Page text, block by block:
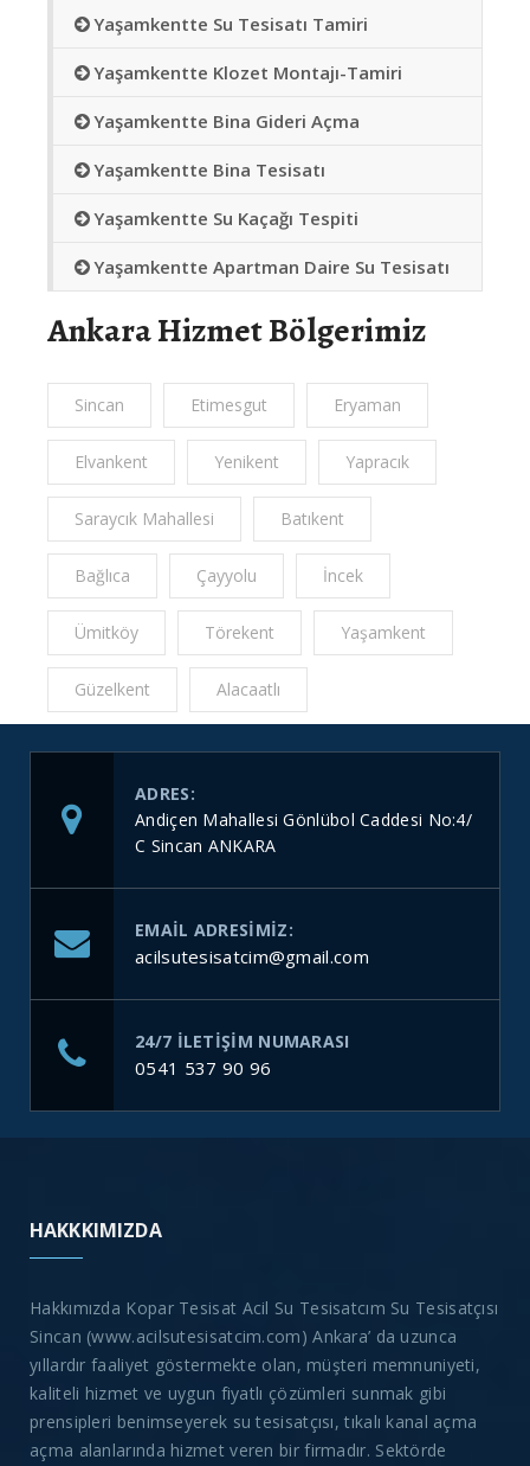
Yaşamkentte Su Tesisatı Tamiri
Yaşamkentte Klozet Montajı-Tamiri
Yaşamkentte Bina Gideri Açma
Yaşamkentte Bina Tesisatı
Yaşamkentte Su Kaçağı Tespiti
Yaşamkentte Apartman Daire Su Tesisatı
Ankara Hizmet Bölgerimiz
Sincan Etimesgut Eryaman
Elvankent Yenikent Yapracık
Saraycık Mahallesi Batıkent
Bağlıca Çayyolu İncek
Ümitköy Törekent Yaşamkent
Güzelkent Alacaatlı
ADRES:
Andiçen Mahallesi Gönlübol Caddesi No:4/
C Sincan ANKARA
EMAIL ADRESIMIZ:
acilsutesisatcim@gmail.com
24/7 ILETIŞIM NUMARASI
0541 537 90 96
HAKKKIMIZDA
Hakkımızda Kopar Tesisat Acil Su Tesisatcım Su Tesisatçısı
Sincan (www.acilsutesisatcim.com) Ankara’ da uzunca
yıllardır faaliyet göstermekte olan, müşteri memnuniyeti,
kaliteli hizmet ve uygun fiyatlı çözümleri sunmak gibi
prensipleri benimseyerek su tesisatçısı, tıkalı kanal açma
açma alanlarında hizmet veren bir firmadır. Sektörde